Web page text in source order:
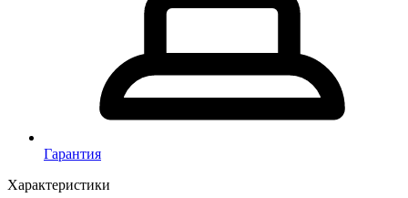
Гарантия
Характеристики